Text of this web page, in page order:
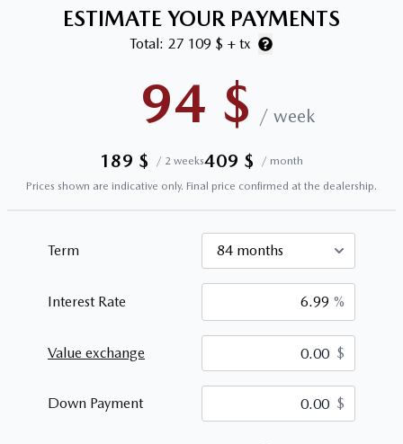
ESTIMATE YOUR PAYMENTS
Total: 27 109 $ + tx
94 $ / week
189 $ / 2 weeks409 $ / month
Prices shown are indicative only. Final price confirmed at the dealership.
Term
Interest Rate %
Value exchange $ $
Down Payment $